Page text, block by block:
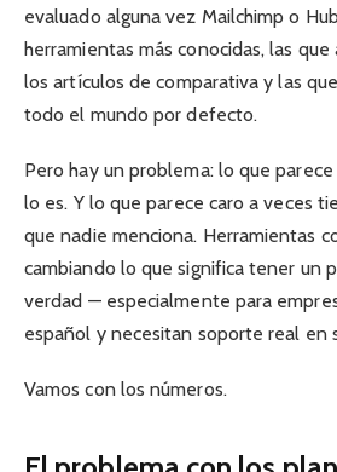
evaluado alguna vez Mailchimp o
herramientas más conocidas, las
los artículos de comparativa y las
todo el mundo por defecto.
Pero hay un problema: lo que
lo es. Y lo que parece caro a veces
que nadie menciona. Herramientas
cambiando lo que significa tener un
verdad — especialmente para
español y necesitan soporte real en
Vamos con los números.